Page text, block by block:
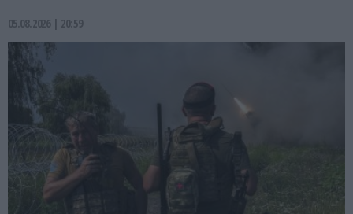
05.08.2026 | 20:59